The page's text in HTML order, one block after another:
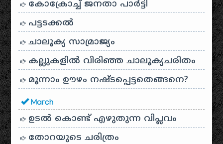
കോക്രോച്ച് ജനതാ പാർട്ടി
പട്ടടക്കൽ
ചാലൂക്യ സാമ്രാജ്യം
കല്ലുകളിൽ വിരിഞ്ഞ ചാലൂക്യചരിതം
മൂന്നാം ഊഴം നഷ്ടപ്പെട്ടതെങ്ങനെ?
March
ഉടൽ കൊണ്ട് എഴുതുന്ന വിപ്ലവം
തോറയുടെ ചരിത്രം